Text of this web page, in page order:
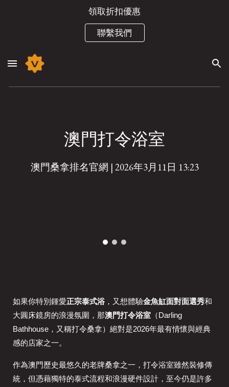
領取折扣優惠
聯繫我們
澳門打令浴室
澳門桑拿排名官網 | 2026年3月11日 13:23
如果你特別鍾愛正宗泰式浴 ，又想體驗金魚缸面對面選秀和
大圓床鏡房的浪漫氛圍，那澳門打令浴室 （Darling
Bathhouse，又稱打令桑拿）絕對是2026年最有情懷與經典
感的店家之一。
作為澳門歷史最悠久的老牌桑拿之一，打令浴室雖然裝修傳
統，但憑藉獨特的泰式流程和浪漫硬件設計，至今仍是許多